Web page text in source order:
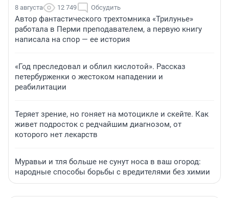
8 августа 12 749 Обсудить
Автор фантастического трехтомника «Трилунье»
работала в Перми преподавателем, а первую книгу
написала на спор — ее история
«Год преследовал и облил кислотой». Рассказ
петербурженки о жестоком нападении и
реабилитации
Теряет зрение, но гоняет на мотоцикле и скейте. Как
живет подросток с редчайшим диагнозом, от
которого нет лекарств
Муравьи и тля больше не сунут носа в ваш огород:
народные способы борьбы с вредителями без химии